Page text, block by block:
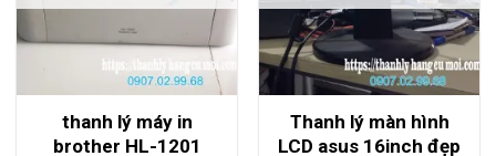
thanh lý máy in
brother HL-1201
Thanh lý màn hình
LCD asus 16inch đẹp